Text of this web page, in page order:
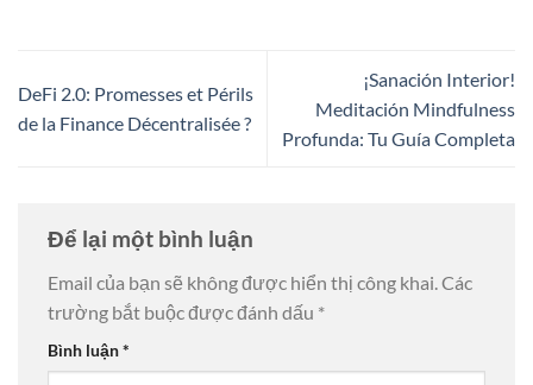
DeFi 2.0: Promesses et Périls
de la Finance Décentralisée ?
¡Sanación Interior!
Meditación Mindfulness
Profunda: Tu Guía Completa
Để lại một bình luận
Email của bạn sẽ không được hiển thị công khai.Các
trường bắt buộc được đánh dấu *
Bình luận*